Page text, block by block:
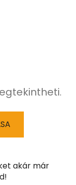
akár már